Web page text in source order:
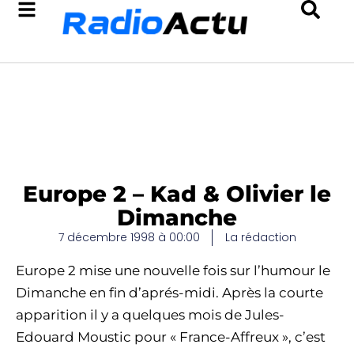
Europe 2 – Kad & Olivier le
Dimanche
7 décembre 1998 à 00:00 La rédaction
Europe 2 mise une nouvelle fois sur l’humour le
Dimanche en fin d’aprés-midi. Après la courte
apparition il y a quelques mois de Jules-
Edouard Moustic pour « France-Affreux », c’est